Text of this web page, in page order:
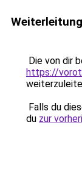
Die von dir
https://
Falls du
du zur